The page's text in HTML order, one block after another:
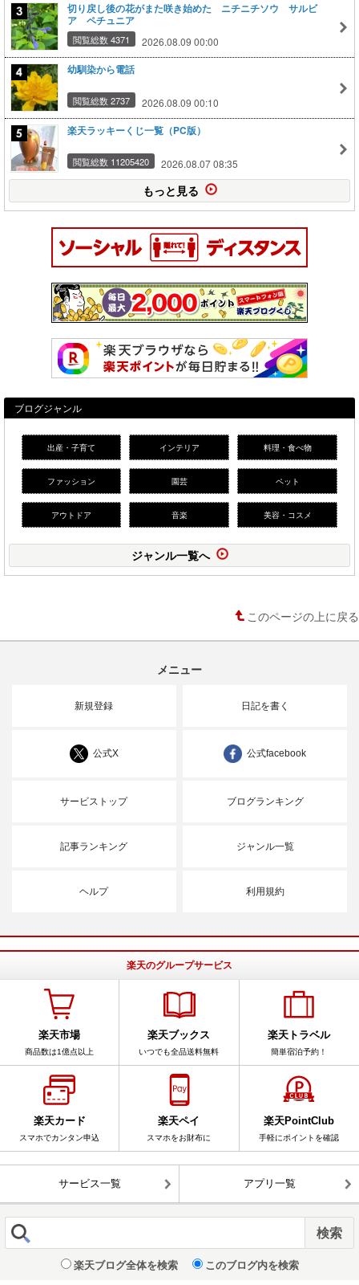
切り戻し後の花がまた咲き始めた ニチニチソウ サルビ
ア ペチュニア
閲覧総数 4371 2026.08.09 00:00
幼馴染から電話
閲覧総数 2737 2026.08.09 00:10
楽天ラッキーくじ一覧（PC版）
閲覧総数 11205420 2026.08.07 08:35
もっと見る
ブログジャンル
出産・子育て インテリア 料理・食べ物
ファッション 園芸 ペット
アウトドア 音楽 美容・コスメ
ジャンル一覧へ
このページの上に戻る
メニュー
新規登録 日記を書く
公式X 公式facebook
サービストップ ブログランキング
記事ランキング ジャンル一覧
ヘルプ 利用規約
楽天のグループサービス
楽天市場
商品数は1億点以上
楽天ブックス
いつでも全品送料無料
楽天トラベル
簡単宿泊予約！
楽天カード
スマホでカンタン申込
楽天ペイ
スマホをお財布に
楽天PointClub
手軽にポイントを確認
サービス一覧 アプリ一覧
楽天ブログ全体を検索 このブログ内を検索